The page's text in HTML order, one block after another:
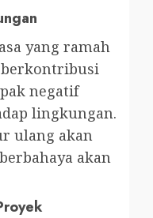
yang ramah
negatif
lingkungan.
ulang akan
akan